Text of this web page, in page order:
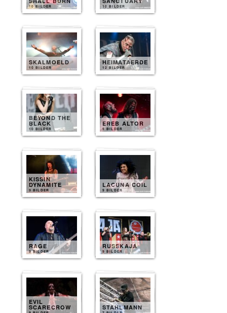
10 BILDER 10 BILDER
SKALMOELD
10 BILDER
HEIMATAERDE
12 BILDER
BEYOND THE
BLACK
10 BILDER
EREB ALTOR
9 BILDER
KISSIN
DYNAMITE
9 BILDER
LACUNA COIL
9 BILDER
RAGE
9 BILDER
RUSSKAJA
9 BILDER
EVIL
SCARECROW STAHLMANN